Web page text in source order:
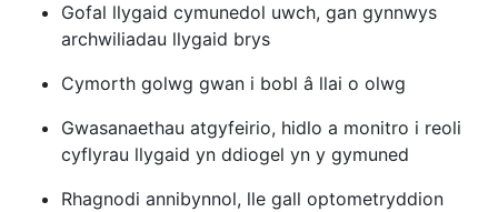
Gofal llygaid cymunedol uwch, gan gynnwys
archwiliadau llygaid brys
Cymorth golwg gwan i bobl â llai o olwg
Gwasanaethau atgyfeirio, hidlo a monitro i reoli
cyflyrau llygaid yn ddiogel yn y gymuned
Rhagnodi annibynnol, lle gall optometryddion